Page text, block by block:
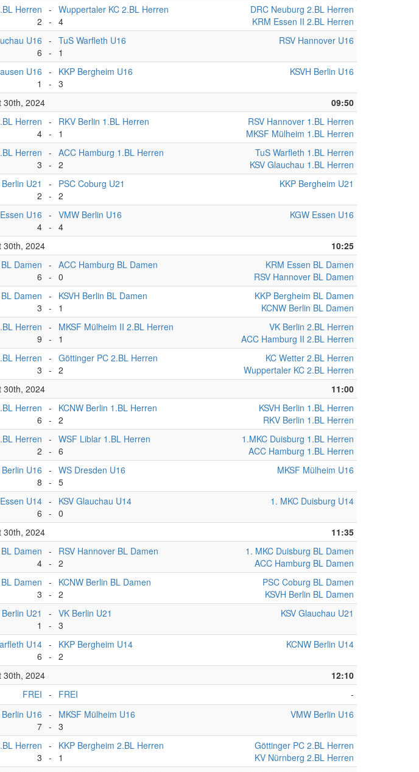
Herren
2
-
-
Wuppertaler KC 2.BL Herren
4
DRC Neuburg 2.BL Herren
KRM Essen II 2.BL Herren
U16
6
-
-
TuS Warfleth U16
1
RSV Hannover U16
U16
1
-
-
KKP Bergheim U16
3
KSVH Berlin U16
30th, 2024
09:50
Herren
4
-
-
RKV Berlin 1.BL Herren
1
RSV Hannover 1.BL Herren
MKSF Mülheim 1.BL Herren
Herren
3
-
-
ACC Hamburg 1.BL Herren
2
TuS Warfleth 1.BL Herren
KSV Glauchau 1.BL Herren
U21
2
-
-
PSC Coburg U21
2
KKP Bergheim U21
U16
4
-
-
VMW Berlin U16
4
KGW Essen U16
30th, 2024
10:25
Damen
6
-
-
ACC Hamburg BL Damen
0
KRM Essen BL Damen
RSV Hannover BL Damen
Damen
3
-
-
KSVH Berlin BL Damen
1
KKP Bergheim BL Damen
KCNW Berlin BL Damen
Herren
9
-
-
MKSF Mülheim II 2.BL Herren
1
VK Berlin 2.BL Herren
ACC Hamburg II 2.BL Herren
Herren
3
-
-
Göttinger PC 2.BL Herren
2
KC Wetter 2.BL Herren
Wuppertaler KC 2.BL Herren
30th, 2024
11:00
Herren
6
-
-
KCNW Berlin 1.BL Herren
2
KSVH Berlin 1.BL Herren
RKV Berlin 1.BL Herren
Herren
2
-
-
WSF Liblar 1.BL Herren
6
1.MKC Duisburg 1.BL Herren
ACC Hamburg 1.BL Herren
Berlin U16
8
-
-
WS Dresden U16
5
MKSF Mülheim U16
U14
6
-
-
KSV Glauchau U14
0
1. MKC Duisburg U14
30th, 2024
11:35
Damen
4
-
-
RSV Hannover BL Damen
2
1. MKC Duisburg BL Damen
ACC Hamburg BL Damen
Damen
3
-
-
KCNW Berlin BL Damen
2
PSC Coburg BL Damen
KSVH Berlin BL Damen
Berlin U21
1
-
-
VK Berlin U21
3
KSV Glauchau U21
U14
6
-
-
KKP Bergheim U14
2
KCNW Berlin U14
30th, 2024
12:10
FREI - FREI
-
Berlin U16
7
-
-
MKSF Mülheim U16
3
VMW Berlin U16
Herren
3
-
-
KKP Bergheim 2.BL Herren
1
Göttinger PC 2.BL Herren
KV Nürnberg 2.BL Herren